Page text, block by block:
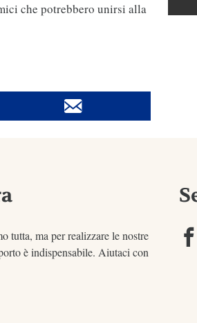
che potrebbero unirsi alla
tutta, ma per realizzare le nostre
è indispensabile. Aiutaci con